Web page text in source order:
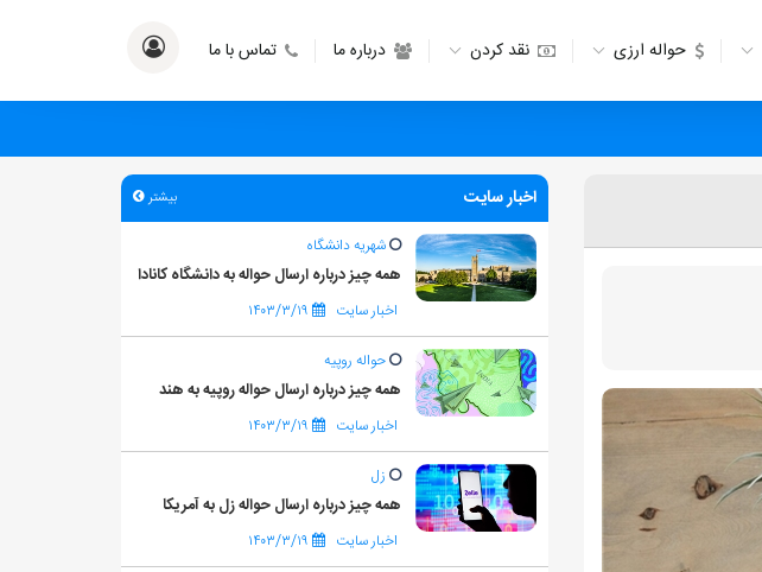
حواله ارزی نقد کردن درباره ما تماس با ما
اخبار سایت بیشتر
شهریه دانشگاه
همه چیز درباره ارسال حواله به دانشگاه کانادا
اخبار سایت ۱۴۰۳/۳/۱۹
حواله روپیه
همه چیز درباره ارسال حواله روپیه به هند
اخبار سایت ۱۴۰۳/۳/۱۹
زل
همه چیز درباره ارسال حواله زل به آمریکا
اخبار سایت ۱۴۰۳/۳/۱۹